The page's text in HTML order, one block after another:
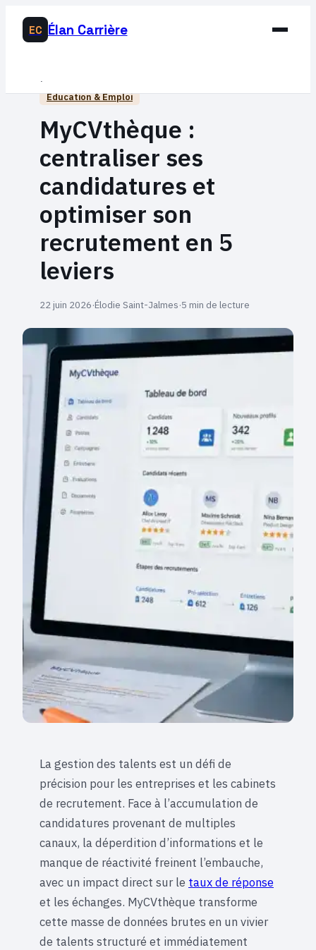
EC Élan Carrière
Business
Éducation & Emploi
Éducation & Emploi
MyCVthèque :
centraliser ses
candidatures et
optimiser son
recrutement en 5
leviers
22 juin 2026·Élodie Saint-Jalmes·5 min de lecture
La gestion des talents est un défi de
précision pour les entreprises et les cabinets
de recrutement. Face à l’accumulation de
candidatures provenant de multiples
canaux, la déperdition d’informations et le
manque de réactivité freinent l’embauche,
avec un impact direct sur le taux de réponse
et les échanges. MyCVthèque transforme
cette masse de données brutes en un vivier
de talents structuré et immédiatement